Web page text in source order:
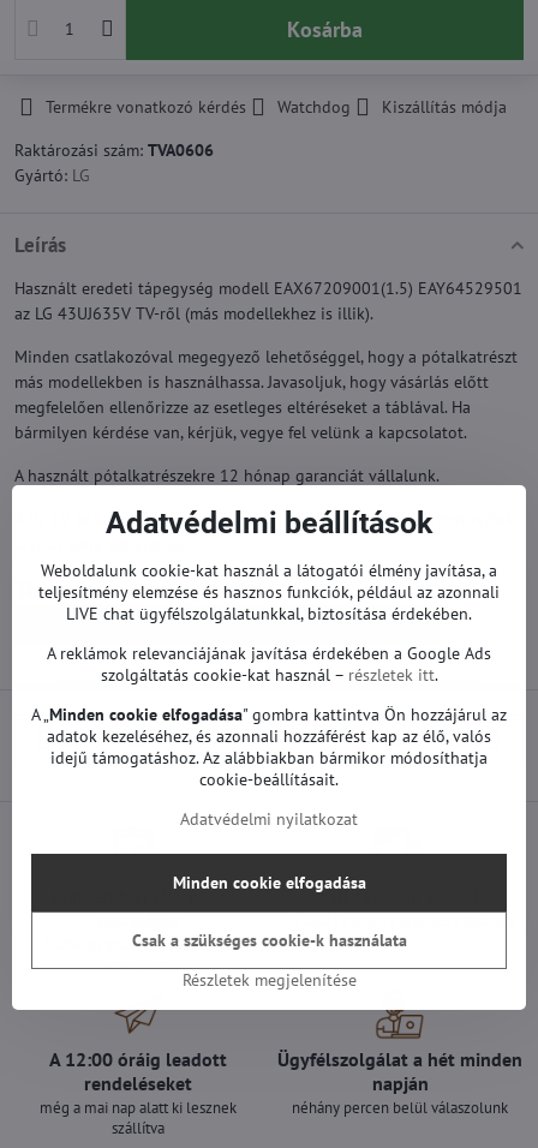
Kosárba
Termékre vonatkozó kérdés Watchdog
Kiszállítás módja
Raktározási szám: TVA0606
Gyártó: LG
Leírás
Használt eredeti tápegység modell EAX67209001(1.5) EAY64529501
az LG 43UJ635V TV-ről (más modellekhez is illik).
Minden csatlakozóval megegyező lehetőséggel, hogy a pótalkatrészt
más modellekben is használhassa. Javasoljuk, hogy vásárlás előtt
megfelelően ellenőrizze az esetleges eltéréseket a táblával. Ha
bármilyen kérdése van, kérjük, vegye fel velünk a kapcsolatot.
A használt pótalkatrészekre 12 hónap garanciát vállalunk.
A LG TV pótalkatrészek gyárilag működőképesek. Nem történt rajtuk
Továbbiak a kategóriából
Pótalkatrészek | LG TV Tápegységek | LG TV
Előző termék Következő termék
Minden termékünket
teszteljük
100%-os működőképességet
garantálunk
Szállítás csak 1490 Ft
A 12:00 óráig leadott
rendeléseket
még a mai nap alatt ki lesznek
szállítva
Ügyfélszolgálat a hét minden
napján
néhány percen belül válaszolunk
Adatvédelmi beállítások
Weboldalunk cookie-kat használ a látogatói élmény javítása, a
teljesítmény elemzése és hasznos funkciók, például az azonnali
LIVE chat ügyfélszolgálatunkkal, biztosítása érdekében.
A reklámok relevanciájának javítása érdekében a Google Ads
szolgáltatás cookie-kat használ – részletek itt.
A „ Minden cookie elfogadása" gombra kattintva Ön hozzájárul az
adatok kezeléséhez, és azonnali hozzáférést kap az élő, valós
idejű támogatáshoz. Az alábbiakban bármikor módosíthatja
cookie-beállításait.
Adatvédelmi nyilatkozat
Részletek megjelenítése
Minden cookie elfogadása
Csak a szükséges cookie-k használata